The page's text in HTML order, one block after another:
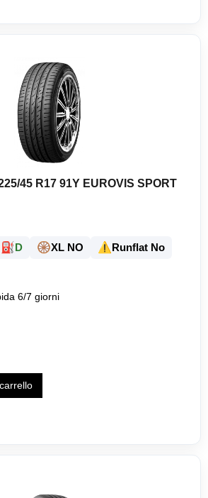
45 R17 91Y EUROVIS SPORT
⛽D 🛞XL NO ⚠️Runflat No
6/7 giorni